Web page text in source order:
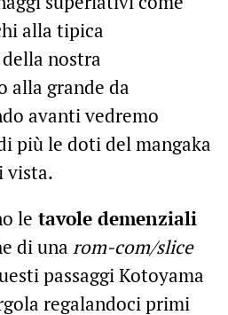
alla tipica
nostra
alla grande da
avanti vedremo
più le doti del mangaka
vista.
le tavole demenziali
di una rom-com/slice
passaggi Kotoyama
regalandoci primi